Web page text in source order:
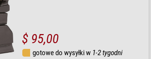
$ 95,00
gotowe do wysyłki w 1-2 tygodni